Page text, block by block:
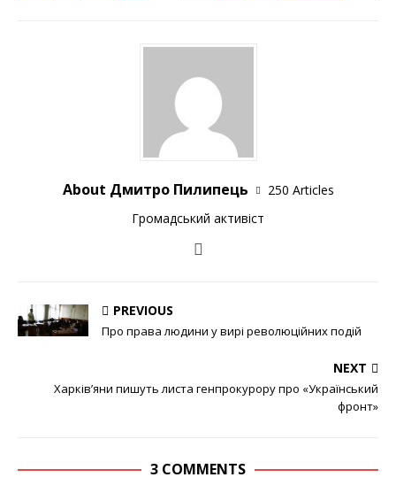
About Дмитро Пилипець
250 Articles
Громадський активіст
PREVIOUS
Про права людини у вирі революційних подій
NEXT
Харків’яни пишуть листа генпрокурору про «Український
фронт»
3 COMMENTS